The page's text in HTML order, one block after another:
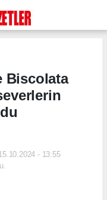
Biscolata
- 13:55